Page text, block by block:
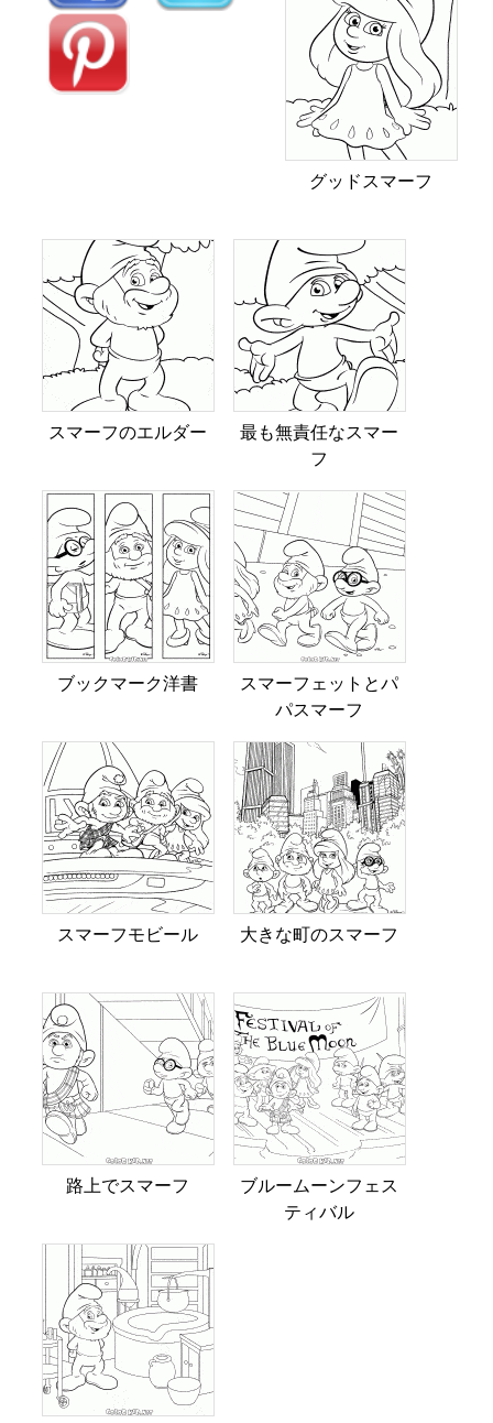
グッドスマーフ
スマーフのエルダー
最も無責任なスマー
フ
ブックマーク洋書
スマーフェットとパ
パスマーフ
スマーフモビール 大きな町のスマーフ
路上でスマーフ
ブルームーンフェス
ティバル